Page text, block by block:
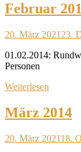
Februar
20. März 2021 23.
01.02.2014:
Personen
Weiterlesen
März 2014
20. März 202118.